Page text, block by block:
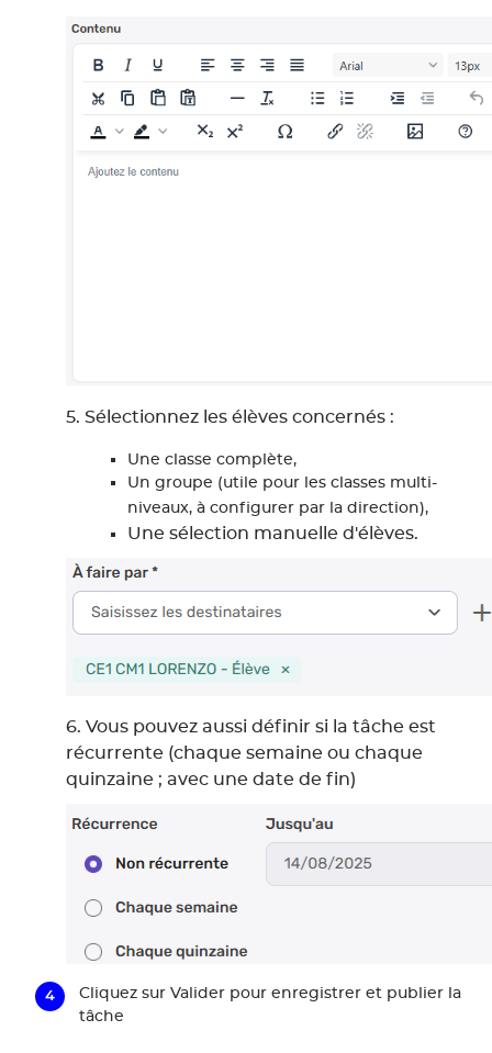
5. Sélectionnez les élèves concernés :
Une classe complète,
Un groupe (utile pour les classes multi-
niveaux, à configurer par la direction),
Une sélection manuelle d'élèves.
6. Vous pouvez aussi définir si la tâche est
récurrente (chaque semaine ou chaque
quinzaine ; avec une date de fin)
Cliquez sur Valider pour enregistrer et publier la
tâche